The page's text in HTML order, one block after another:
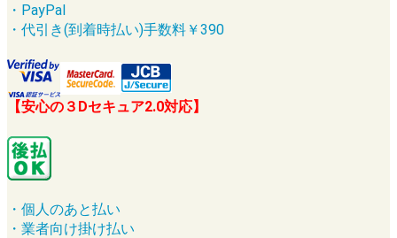
・PayPal
・代引き(到着時払い)手数料￥390
【安心の３Dセキュア2.0対応】
・個人のあと払い
・業者向け掛け払い